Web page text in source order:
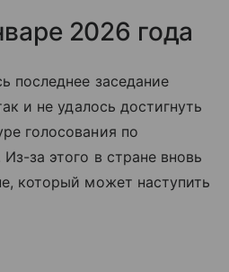
2026 года
последнее заседание
и не удалось достигнуть
голосования по
за этого в стране вновь
который может наступить